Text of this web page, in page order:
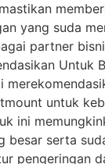
yang suda
partner
Untuk
untuk
ini
besar serta
pengeringan